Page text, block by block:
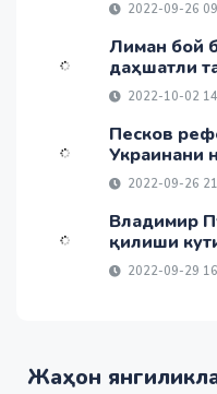
2022-09-26
Лиман бой
даҳшатли
2022-10-02
Песков
Украинани
2022-09-26
Владимир
қилиши
2022-09-29
Жаҳон